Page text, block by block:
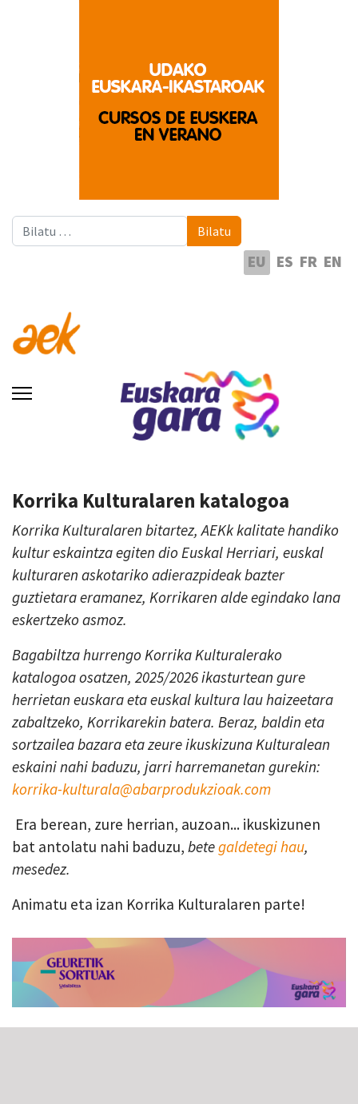
Bilatu Bilatu
EU ES FR EN
Korrika Kulturalaren katalogoa
Korrika Kulturalaren bitartez, AEKk kalitate handiko
kultur eskaintza egiten dio Euskal Herriari, euskal
kulturaren askotariko adierazpideak bazter
guztietara eramanez, Korrikaren alde egindako lana
eskertzeko asmoz.
Bagabiltza hurrengo Korrika Kulturalerako
katalogoa osatzen, 2025/2026 ikasturtean gure
herrietan euskara eta euskal kultura lau haizeetara
zabaltzeko, Korrikarekin batera. Beraz, baldin eta
sortzailea bazara eta zeure ikuskizuna Kulturalean
eskaini nahi baduzu, jarri harremanetan gurekin:
korrika-kulturala@abarprodukzioak.com
Era berean, zure herrian, auzoan... ikuskizunen
bat antolatu nahi baduzu, betegaldetegi hau,
mesedez.
Animatu eta izan Korrika Kulturalaren parte!